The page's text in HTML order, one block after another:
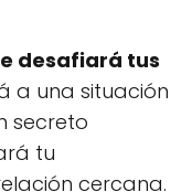
desafiará tus
a una situación
secreto
tu
cercana.